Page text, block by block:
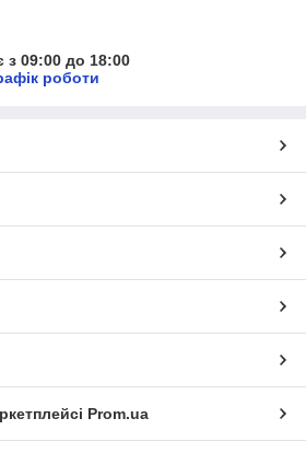
способны обеспечивать общее
уровне.
з 09:00 до 18:00
роботи
Prom.ua